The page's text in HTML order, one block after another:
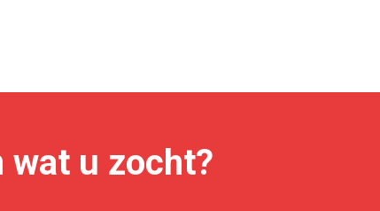
wat u zocht?